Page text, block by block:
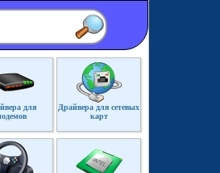
для
Драйвера для сетевых
карт